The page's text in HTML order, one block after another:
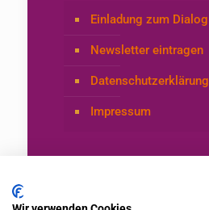
Einladung zum Dialog
Newsletter eintragen
Datenschutzerklärung
Impressum